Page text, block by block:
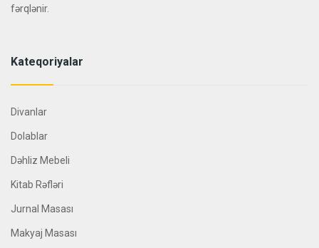
fərqlənir.
Kateqoriyalar
Divanlar
Dolablar
Dəhliz Mebeli
Kitab Rəfləri
Jurnal Masası
Makyaj Masası